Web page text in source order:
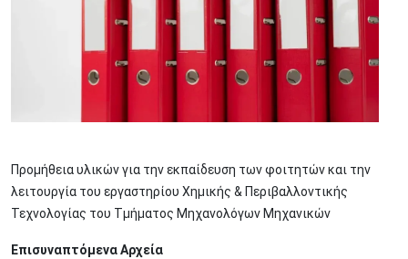
Προμήθεια υλικών για την εκπαίδευση των φοιτητών και την
λειτουργία του εργαστηρίου Χημικής & Περιβαλλοντικής
Τεχνολογίας του Τμήματος Μηχανολόγων Μηχανικών
Επισυναπτόμενα Αρχεία